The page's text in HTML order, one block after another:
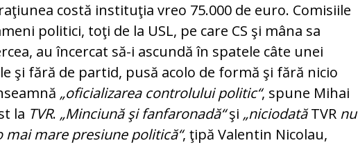
costă instituţia vreo 75.000 de euro. Comisiile
politici, toţi de la USL, pe care CS şi mâna sa
au în­cercat să-i ascundă în spatele câte unei
şi fără de partid, pusă acolo de formă şi fără nicio
„oficializarea con­trolului politic“, spune Mihai
la TVR. „Min­ciună şi fanfaronadă“şi „ni­cio­datăTVR nu
mai mare presiune politică“, ţi­pă Valentin Nicolau,